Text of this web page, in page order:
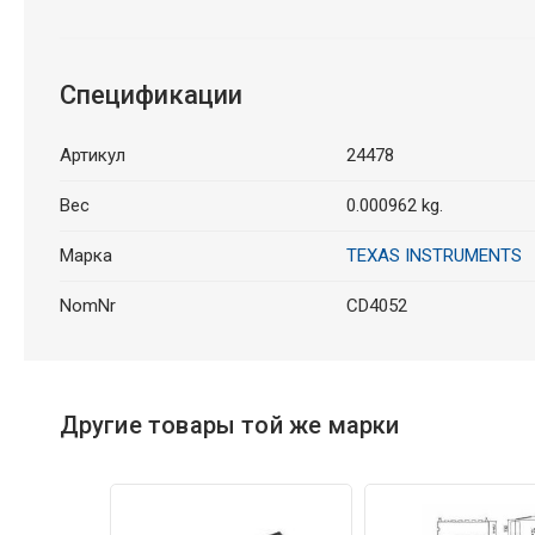
Спецификации
Артикул 24478
Вес 0.000962 kg.
Марка TEXAS INSTRUMENTS
NomNr CD4052
Другие товары той же марки